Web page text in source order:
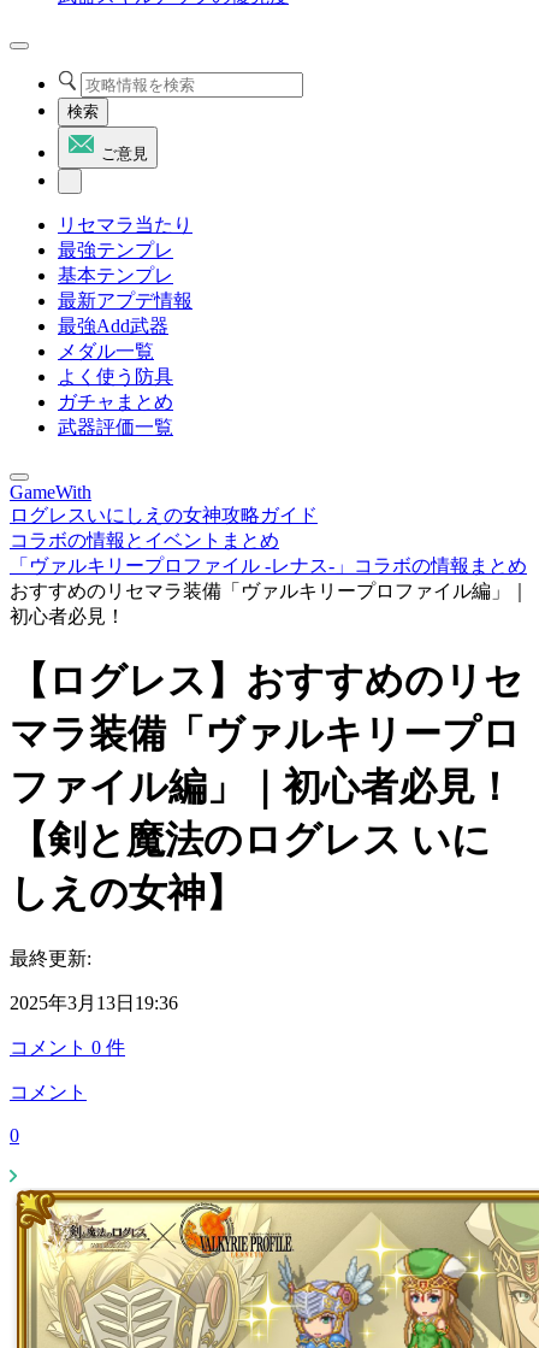
検索
ご意見
リセマラ当たり
最強テンプレ
基本テンプレ
最新アプデ情報
最強Add武器
メダル一覧
よく使う防具
ガチャまとめ
武器評価一覧
GameWith
ログレスいにしえの女神攻略ガイド
コラボの情報とイベントまとめ
「ヴァルキリープロファイル -レナス-」コラボの情報まとめ
おすすめのリセマラ装備「ヴァルキリープロファイル編」｜
初心者必見！
【ログレス】おすすめのリセ
マラ装備「ヴァルキリープロ
ファイル編」｜初心者必見！
【剣と魔法のログレス いに
しえの女神】
最終更新:
2025年3月13日19:36
コメント 0 件
コメント
0